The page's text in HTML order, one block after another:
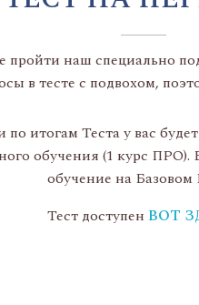
наш специально
в тесте с подвохом,
итогам Теста у вас
обучения (1 курс
обучение на Базовом
Тест доступен ВОТ